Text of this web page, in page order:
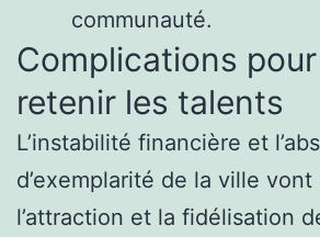
communauté.
Complications
retenir les talents
L’instabilité financière et
d’exemplarité de la ville vont
l’attraction et la fidélisation